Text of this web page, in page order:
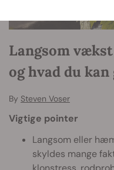
Langsom
og hvad du
By Steven Voser
Vigtige pointer
Langsom eller
skyldes mange